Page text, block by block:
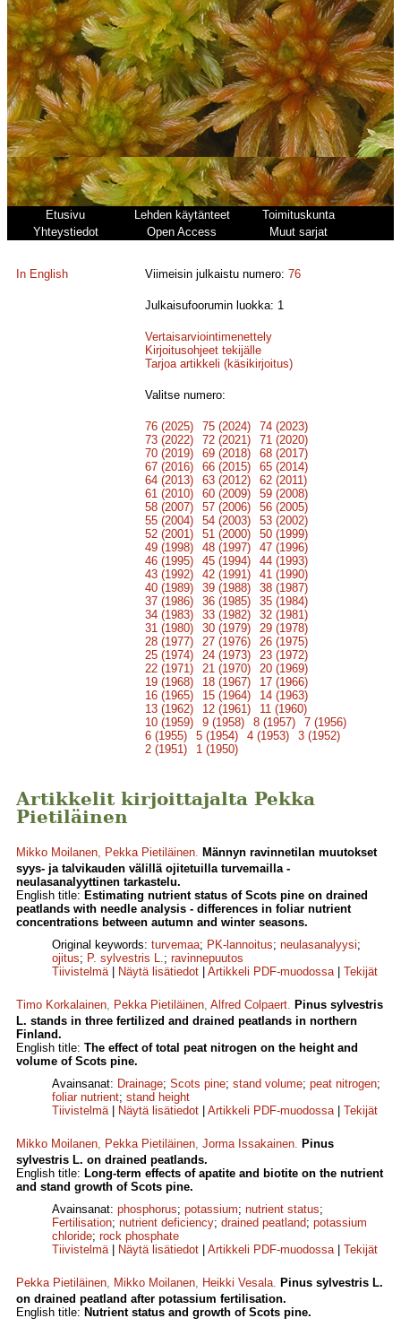
Etusivu Lehden käytänteet
Toimituskunta
Yhteystiedot
Open Access Muut sarjat
In English Viimeisin julkaistu numero:76
Julkaisufoorumin luokka: 1
Vertaisarviointimenettely
Kirjoitusohjeet tekijälle
Tarjoa artikkeli (käsikirjoitus)
Valitse numero:
76 (2025) 75 (2024)
74 (2023)
73 (2022)
72 (2021)
71 (2020)
70 (2019)
69 (2018)
68 (2017)
67 (2016)
66 (2015)
65 (2014)
64 (2013)
63 (2012)
62 (2011)
61 (2010)
60 (2009)
59 (2008)
58 (2007)
57 (2006)
56 (2005)
55 (2004)
54 (2003)
53 (2002)
52 (2001)
51 (2000)
50 (1999)
49 (1998)
48 (1997)
47 (1996)
46 (1995)
45 (1994)
44 (1993)
43 (1992)
42 (1991)
41 (1990)
40 (1989)
39 (1988)
38 (1987)
37 (1986)
36 (1985)
35 (1984)
34 (1983)
33 (1982)
32 (1981)
31 (1980)
30 (1979)
29 (1978)
28 (1977)
27 (1976)
26 (1975)
25 (1974)
24 (1973)
23 (1972)
22 (1971)
21 (1970)
20 (1969)
19 (1968)
18 (1967)
17 (1966)
16 (1965)
15 (1964)
14 (1963)
13 (1962)
12 (1961)
11 (1960)
10 (1959)
9 (1958) 8 (1957)
7 (1956)
6 (1955)
5 (1954) 4 (1953)
3 (1952)
2 (1951)
1 (1950)
Artikkelit kirjoittajalta Pekka
Pietiläinen
Mikko Moilanen, Pekka Pietiläinen. Männyn ravinnetilan muutokset
syys- ja talvikauden välillä ojitetuilla turvemailla -
neulasanalyyttinen tarkastelu.
English title: Estimating nutrient status of Scots pine on drained
peatlands with needle analysis - differences in foliar nutrient
concentrations between autumn and winter seasons.
Original keywords: turvemaa; PK-lannoitus; neulasanalyysi;
ojitus; P. sylvestris L.; ravinnepuutos
Tiivistelmä| Näytä lisätiedot Artikkeli PDF-muodossa| Tekijät
Timo Korkalainen, Pekka Pietiläinen, Alfred Colpaert. Pinus sylvestris
L. stands in three fertilized and drained peatlands in northern
Finland.
English title: The effect of total peat nitrogen on the height and
volume of Scots pine.
Avainsanat: Drainage; Scots pine; stand volume; peat nitrogen;
foliar nutrient; stand height
Tiivistelmä| Näytä lisätiedot Artikkeli PDF-muodossa| Tekijät
Mikko Moilanen, Pekka Pietiläinen, Jorma Issakainen. Pinus
sylvestris L. on drained peatlands.
English title: Long-term effects of apatite and biotite on the nutrient
and stand growth of Scots pine.
Avainsanat: phosphorus; potassium; nutrient status;
Fertilisation; nutrient deficiency; drained peatland; potassium
chloride; rock phosphate
Tiivistelmä| Näytä lisätiedot Artikkeli PDF-muodossa| Tekijät
Pekka Pietiläinen, Mikko Moilanen, Heikki Vesala. Pinus sylvestris L.
on drained peatland after potassium fertilisation.
English title: Nutrient status and growth of Scots pine.